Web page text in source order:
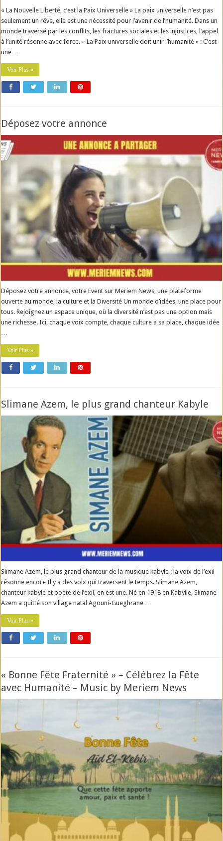
« La Nouvelle Liberté, c’est la Paix Universelle » La paix universelle n’est pas
seulement un rêve, elle est une nécessité pour l’avenir de l’humanité. Dans un
monde traversé par les conflits, les fractures sociales et les injustices, l’appel
à l’unité résonne avec force. « La Paix universelle doit unir l’humanité » : C’est
une …
Voir Plus »
Déposez votre annonce
Déposez votre annonce, votre Event sur Meriem News, une plateforme
ouverte au monde, la culture et la Diversité Un monde d’idées, une place pour
tous. Rejoignez un espace unique, où la diversité n’est pas une option mais
une richesse. Ici, chaque voix compte, chaque culture a sa place, chaque idée
…
Voir Plus »
Slimane Azem, le plus grand chanteur Kabyle
Slimane Azem, le plus grand chanteur de la musique kabyle : la voix de l’exil
résonne encore Il y a des voix qui traversent le temps. Slimane Azem,
chanteur kabyle et poète de l’exil, en est une. Né en 1918 en Kabylie, Slimane
Azem a quitté son village natal Agouni-Gueghrane …
Voir Plus »
« Bonne Fête Fraternité » – Célébrez la Fête
avec Humanité – Music by Meriem News